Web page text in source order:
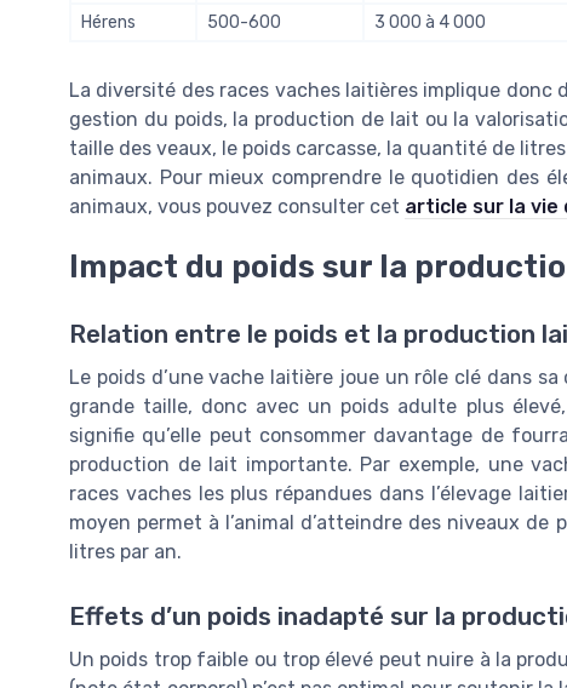
Hérens
500-600 3 000 à 4 000
La diversité des races vaches laitières implique donc
gestion du poids, la production de lait ou la
taille des veaux, le poids carcasse, la quantité de
animaux. Pour mieux comprendre le quotidien des
animaux, vous pouvez consulter cet article sur la vie
Impact du poids sur la
Relation entre le poids et la production
Le poids d’une vache laitière joue un rôle clé dans
grande taille, donc avec un poids adulte plus
signifie qu’elle peut consommer davantage de
production de lait importante. Par exemple, une
races vaches les plus répandues dans l’élevage
moyen permet à l’animal d’atteindre des niveaux
litres par an.
Effets d’un poids inadapté sur la
Un poids trop faible ou trop élevé peut nuire à la